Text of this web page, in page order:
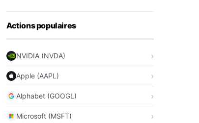
Actions populaires
NVIDIA (NVDA)
Apple (AAPL)
Alphabet (GOOGL)
Microsoft (MSFT)